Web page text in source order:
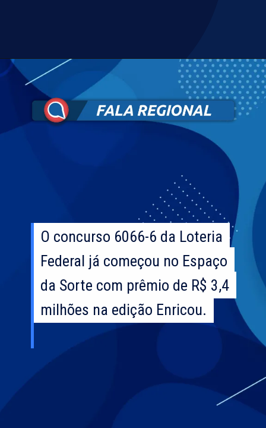
O concurso 6066-6 da Loteria
Federal já começou no Espaço
da Sorte com prêmio de R$ 3,4
milhões na edição Enricou.
O concurso 6066-6 da Loteria
Federal já começou no Espaço
da Sorte com prêmio de R$ 3,4
milhões na edição Enricou.